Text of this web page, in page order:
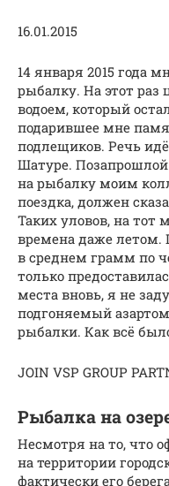
16.01.2015
14 января 2015 года
рыбалку. На этот
водоем, который
подарившее мне
подлещиков. Речь
Шатуре.
на рыбалку моим
поездка, должен
Таких уловов, на тот
времена даже летом.
в среднем грамм по
только
места вновь, я не
подгоняемый
рыбалки. Как всё
JOIN VSP GROUP
Рыбалка на
Несмотря на то, что
на территории
фактически его